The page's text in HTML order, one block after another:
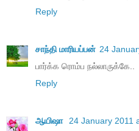
Reply
சாந்தி மாரியப்பன் 24
பார்க்க ரொம்ப நல்லாருக்கே..
Reply
ஆயிஷா
24 January 2011